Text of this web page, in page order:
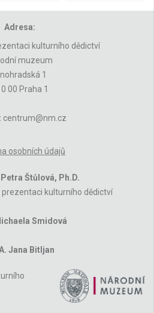
Adresa:
kulturního dědictví
muzeum
1
00 Praha 1
centrum@nm.cz
osobních údajů
Štůlová, Ph.D.
kulturního dědictví
Smidová
Jana Bitljan